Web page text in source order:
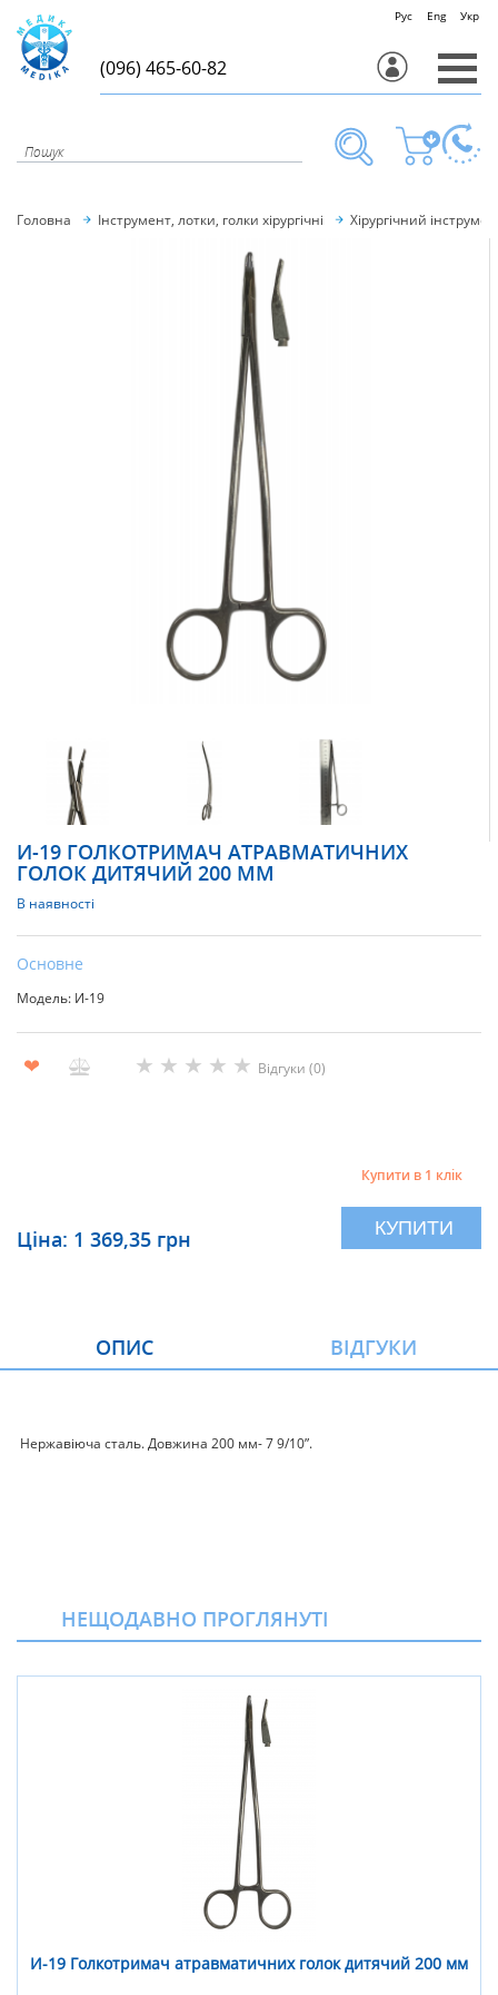
Рус Eng Укр
(096) 465-60-82
Головна Інструмент, лотки, голки хірургічні Хірургічний
И-19 ГОЛКОТРИМАЧ АТРАВМАТИЧНИХ
ГОЛОК ДИТЯЧИЙ 200 ММ
В наявності
Основне
Модель: И-19
❤ ★ ★ ★ ★ ★ Відгуки (0)
Ціна: 1 369,35 грн
Купити в 1 клік
КУПИТИ
ОПИС ВІДГУКИ
Нержавіюча сталь. Довжина 200 мм- 7 9/10”.
НЕЩОДАВНО ПРОГЛЯНУТІ
И-19 Голкотримач атравматичних голок дитячий 200 мм